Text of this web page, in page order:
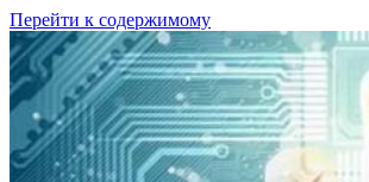
Перейти к содержимому